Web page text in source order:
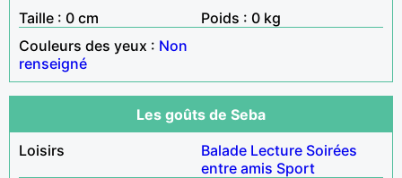
Taille : 0 cm
Poids : 0 kg
Couleurs des yeux : Non
renseigné
Les goûts de Seba
Loisirs
Balade Lecture Soirées
entre amis Sport